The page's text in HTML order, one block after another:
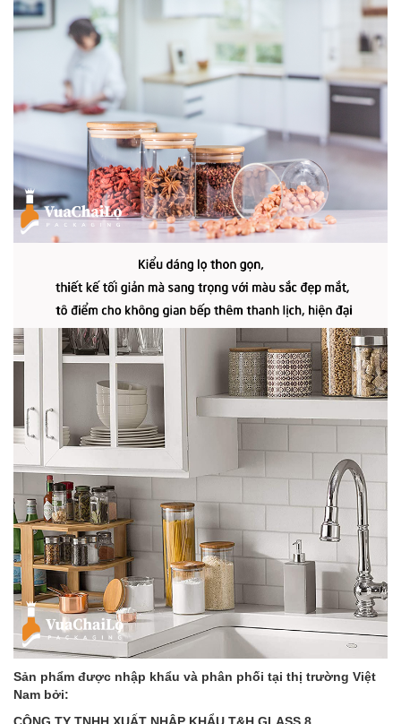
Sản phẩm được nhập khẩu và phân phối tại thị trường Việt
Nam bởi:
CÔNG TY TNHH XUẤT NHẬP KHẨU T&H GLASS 8